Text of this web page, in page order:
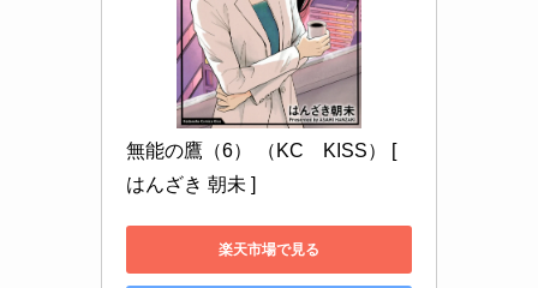
無能の鷹（6） （KC　KISS） [
はんざき 朝未 ]
楽天市場で見る